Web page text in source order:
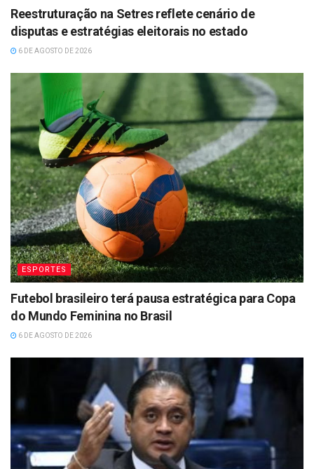
Reestruturação na Setres reflete cenário de
disputas e estratégias eleitorais no estado
6 DE AGOSTO DE 2026
ESPORTES
Futebol brasileiro terá pausa estratégica para Copa
do Mundo Feminina no Brasil
6 DE AGOSTO DE 2026